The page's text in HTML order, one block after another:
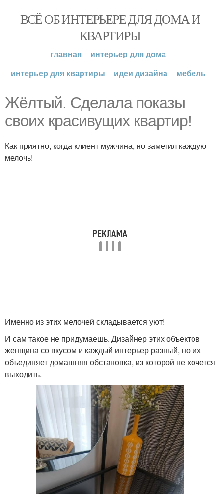
ВСЁ ОБ ИНТЕРЬЕРЕ ДЛЯ ДОМА И
КВАРТИРЫ
главная
интерьер для дома
интерьер для квартиры
идеи дизайна мебель
Жёлтый. Сделала показы
своих красивущих квартир!
Как приятно, когда клиент мужчина, но заметил каждую
мелочь!
Именно из этих мелочей складывается уют!
И сам такое не придумаешь. Дизайнер этих объектов
женщина со вкусом и каждый интерьер разный, но их
объединяет домашняя обстановка, из которой не хочется
выходить.